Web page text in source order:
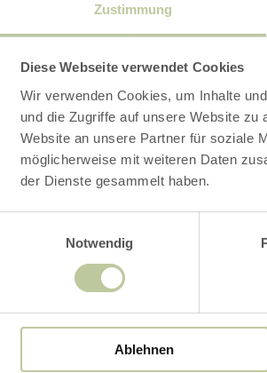
Zustimmung
Diese Webseite verwendet Cookies
Wir verwenden Cookies, um Inhalte
und die Zugriffe auf unsere Website
Website an unsere Partner für soziale
möglicherweise mit weiteren Daten
der Dienste gesammelt haben.
Notwendig
Ablehnen